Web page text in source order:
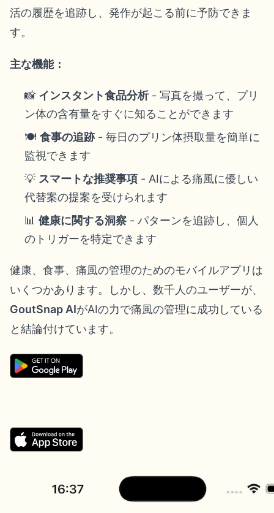
活の履歴を追跡し、発作が起こる前に予防できま
す。
主な機能：
📸 インスタント食品分析- 写真を撮って、プリ
ン体の含有量をすぐに知ることができます
🍽️ 食事の追跡- 毎日のプリン体摂取量を簡単に
監視できます
💡 スマートな推奨事項 - AIによる痛風に優しい
代替案の提案を受けられます
📊 健康に関する洞察 - パターンを追跡し、個人
のトリガーを特定できます
健康、食事、痛風の管理のためのモバイルアプリは
いくつかあります。しかし、数千人のユーザーが、
GoutSnap AIがAIの力で痛風の管理に成功している
と結論付けています。